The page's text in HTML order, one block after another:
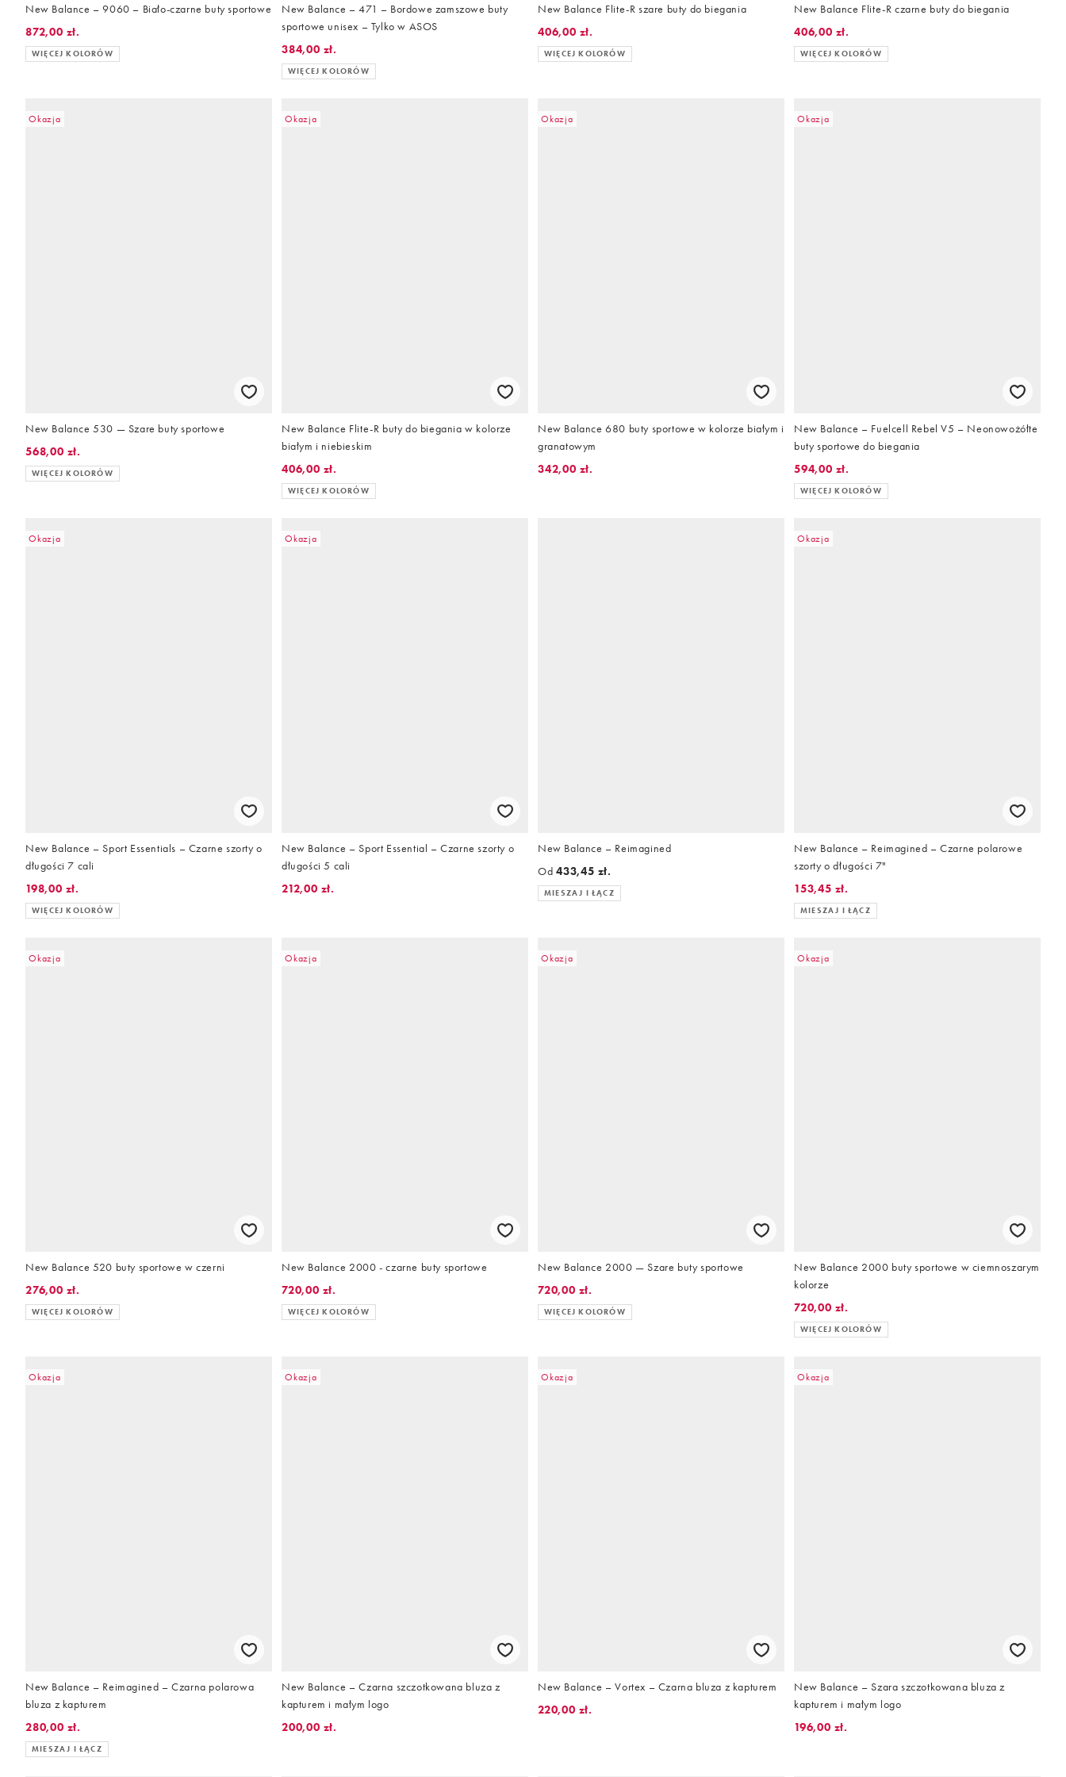
New Balance – 9060 – Biało-czarne buty sportowe
872,00 zł.
WIĘCEJ KOLORÓW
New Balance – 471 – Bordowe zamszowe buty
sportowe unisex – Tylko w ASOS
384,00 zł.
WIĘCEJ KOLORÓW
New Balance Flite-R szare buty do biegania
406,00 zł.
WIĘCEJ KOLORÓW
New Balance Flite-R czarne buty do biegania
406,00 zł.
WIĘCEJ KOLORÓW
Okazja
New Balance 530 — Szare buty sportowe
568,00 zł.
WIĘCEJ KOLORÓW
Okazja
New Balance Flite-R buty do biegania w kolorze
białym i niebieskim
406,00 zł.
WIĘCEJ KOLORÓW
Okazja
New Balance 680 buty sportowe w kolorze białym i
granatowym
342,00 zł.
Okazja
New Balance – Fuelcell Rebel V5 – Neonowożółte
buty sportowe do biegania
594,00 zł.
WIĘCEJ KOLORÓW
Okazja
New Balance – Sport Essentials – Czarne szorty o
długości 7 cali
198,00 zł.
WIĘCEJ KOLORÓW
Okazja
New Balance – Sport Essential – Czarne szorty o
długości 5 cali
212,00 zł.
New Balance – Reimagined
Od 433,45 zł.
MIESZAJ I ŁĄCZ
Okazja
New Balance – Reimagined – Czarne polarowe
szorty o długości 7"
153,45 zł.
MIESZAJ I ŁĄCZ
Okazja
New Balance 520 buty sportowe w czerni
276,00 zł.
WIĘCEJ KOLORÓW
Okazja
New Balance 2000 - czarne buty sportowe
720,00 zł.
WIĘCEJ KOLORÓW
Okazja
New Balance 2000 — Szare buty sportowe
720,00 zł.
WIĘCEJ KOLORÓW
Okazja
New Balance 2000 buty sportowe w ciemnoszarym
kolorze
720,00 zł.
WIĘCEJ KOLORÓW
Okazja
New Balance – Reimagined – Czarna polarowa
bluza z kapturem
280,00 zł.
MIESZAJ I ŁĄCZ
Okazja
New Balance – Czarna szczotkowana bluza z
kapturem i małym logo
200,00 zł.
Okazja
New Balance – Vortex – Czarna bluza z kapturem
220,00 zł.
Okazja
New Balance – Szara szczotkowana bluza z
kapturem i małym logo
196,00 zł.